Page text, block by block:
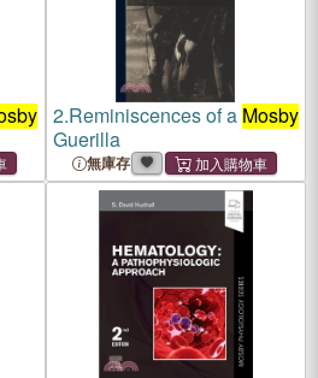
2.Reminiscences of a Mosby
Guerilla
無庫存